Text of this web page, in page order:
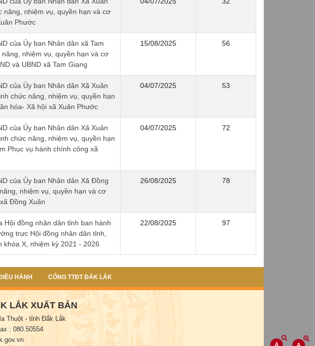
năng, nhiệm vụ, quyền hạn và cơ
Phước
của Ủy ban Nhân dân xã Tam
nhiệm vụ, quyền hạn và cơ
và UBND xã Tam Giang
15/08/2025 56
của Ủy ban Nhân dân Xã Xuân
chức năng, nhiệm vụ, quyền hạn
hóa- Xã hội xã Xuân Phước
04/07/2025 53
của Ủy ban Nhân dân Xã Xuân
chức năng, nhiệm vụ, quyền hạn
Phục vụ hành chính công xã
04/07/2025 72
của Ủy ban Nhân dân Xã Đồng
nhiệm vụ, quyền hạn và cơ
Đồng Xuân
26/08/2025 78
Hội đồng nhân dân tỉnh ban hành
trực Hội đồng nhân dân tỉnh,
khóa X, nhiệm kỳ 2021 - 2026
22/08/2025 97
HÀNH CỔNG TTĐT ĐẮK LẮK
LẮK XUẤT BẢN
Thuột - tỉnh Đắk Lắk
: 080.50554